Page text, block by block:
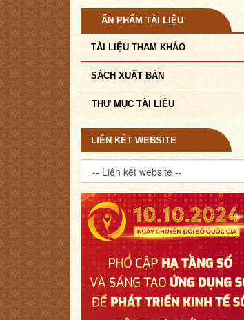
ẤN PHẨM TÀI LIỆU
TÀI LIỆU THAM KHẢO
SÁCH XUẤT BẢN
THƯ MỤC TÀI LIỆU
LIÊN KẾT WEBSITE